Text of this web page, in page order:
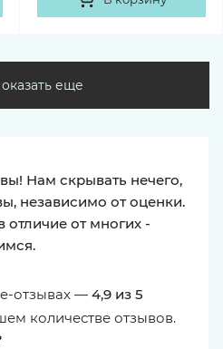
еще
Нам скрывать нечего,
независимо от оценки.
от многих -
отзывах — 4,9 из 5
количестве отзывов.